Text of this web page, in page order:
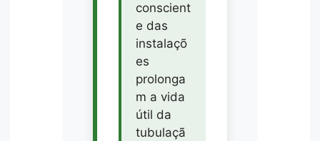
conscient
e das
instalaçõ
es
prolonga
m a vida
útil da
tubulaçã